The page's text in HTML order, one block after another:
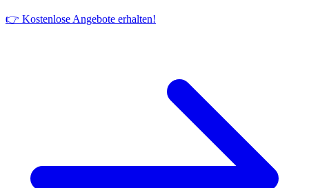
👉 Kostenlose Angebote erhalten!